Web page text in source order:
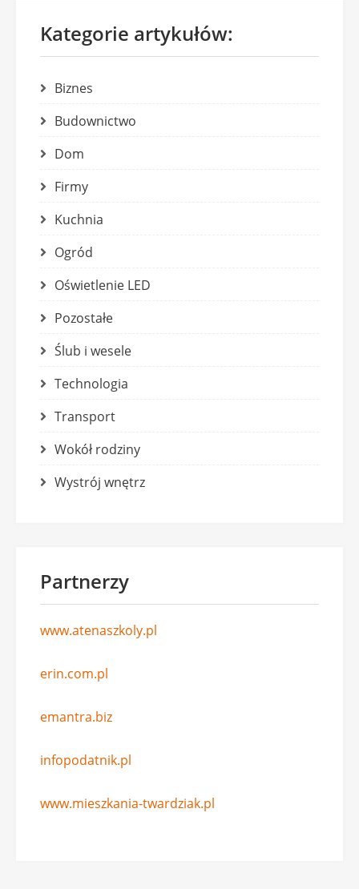
Kategorie artykułów:
Biznes
Budownictwo
Dom
Firmy
Kuchnia
Ogród
Oświetlenie LED
Pozostałe
Ślub i wesele
Technologia
Transport
Wokół rodziny
Wystrój wnętrz
Partnerzy
www.atenaszkoly.pl
erin.com.pl
emantra.biz
infopodatnik.pl
www.mieszkania-twardziak.pl